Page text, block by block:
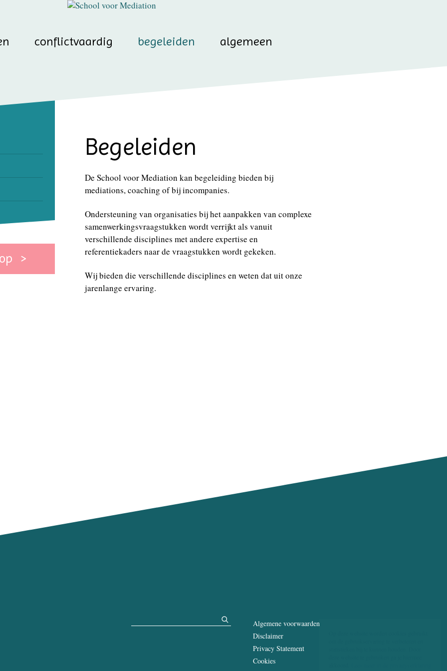
conflictvaardig begeleiden
algemeen
Begeleiden
De School voor Mediation kan begeleiding bieden bij
mediations, coaching of bij incompanies.
Ondersteuning van organisaties bij het aanpakken van complexe
samenwerkingsvraagstukken wordt verrijkt als vanuit
verschillende disciplines met andere expertise en
referentiekaders naar de vraagstukken wordt gekeken.
Wij bieden die verschillende disciplines en weten dat uit onze
jarenlange ervaring.
Algemene voorwaarden
Disclaimer
Privacy Statement
Cookies